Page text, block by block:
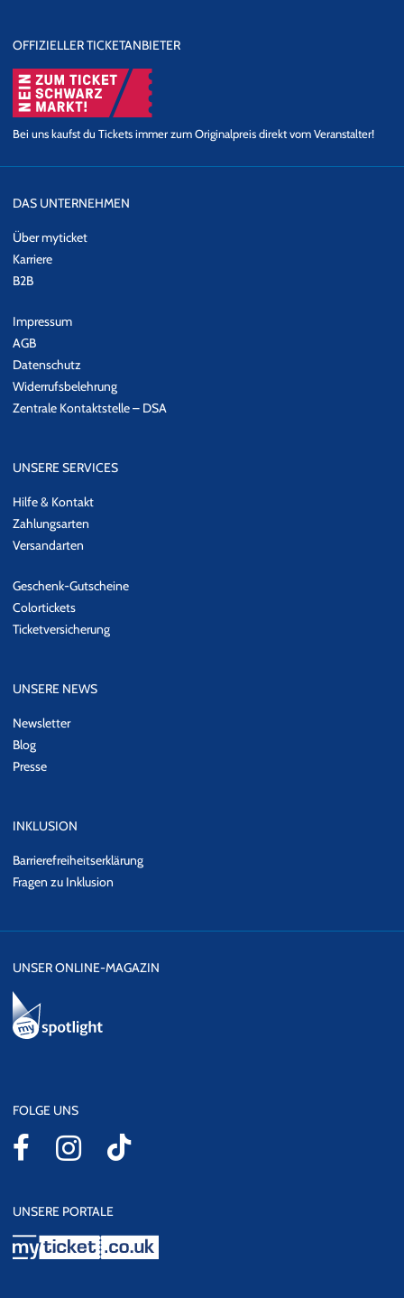
OFFIZIELLER TICKETANBIETER
Bei uns kaufst du Tickets immer zum Originalpreis direkt vom Veranstalter!
DAS UNTERNEHMEN
Über myticket
Karriere
B2B
Impressum
AGB
Datenschutz
Widerrufsbelehrung
Zentrale Kontaktstelle – DSA
UNSERE SERVICES
Hilfe & Kontakt
Zahlungsarten
Versandarten
Geschenk-Gutscheine
Colortickets
Ticketversicherung
UNSERE NEWS
Newsletter
Blog
Presse
INKLUSION
Barrierefreiheitserklärung
Fragen zu Inklusion
UNSER ONLINE-MAGAZIN
FOLGE UNS
UNSERE PORTALE